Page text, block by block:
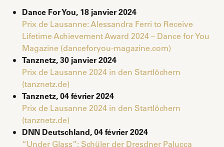
Dance For You, 18 janvier 2024
Prix de Lausanne: Alessandra Ferri to Receive
Lifetime Achievement Award 2024 – Dance for You
Magazine (danceforyou-magazine.com)
Tanznetz, 30 janvier 2024
Prix de Lausanne 2024 in den Startlöchern
(tanznetz.de)
Tanznetz, 04 février 2024
Prix de Lausanne 2024 in den Startlöchern
(tanznetz.de)
DNN Deutschland, 04 février 2024
“Under Glass”: Schüler der Dresdner Palucca